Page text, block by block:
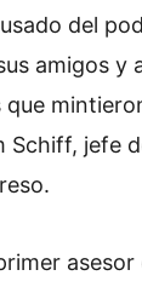
del
amigos y
que
Schiff, jefe
asesor